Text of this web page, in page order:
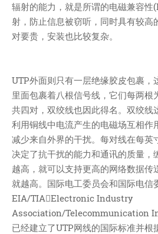
德林博客
展天博客
蓝卡
佐仔志
俍注
淘嘟嘟
前端老白
杜老师说
简单小模块
网站地图
辐射的能力，就是所谓的电磁兼容性
射，防止信息被窃听，同时具有较高
对要贵，安装也比较复杂。
UTP外面则只有一层绝缘胶皮包裹，
里面包裹着八根信号线，它们每两根
共四对，双绞线也因此得名。双绞线
利用铜线中电流产生的电磁场互相作
减少来自外界的干扰。每对线在每英
决定了抗干扰的能力和通讯的质量，
越高，就可以支持更高的网络数据传
就越高。国际电工委员会和国际电信
EIA/TIAElectronic Industry
Association/Telecommunication
已经建立了UTP网线的国际标准并根